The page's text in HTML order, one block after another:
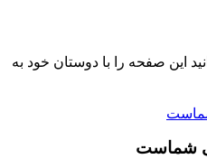
این صفحه را با دوستان خود به
شماست